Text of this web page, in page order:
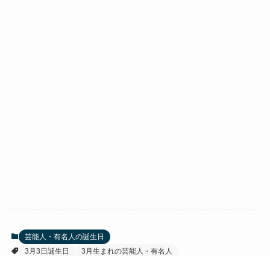
芸能人・有名人の誕生日
3月3日誕生日
3月生まれの芸能人・有名人